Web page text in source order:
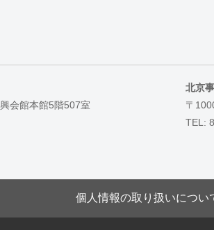
会館本館5階507室
北京
〒
TEL:
個人情報の取り扱いについ